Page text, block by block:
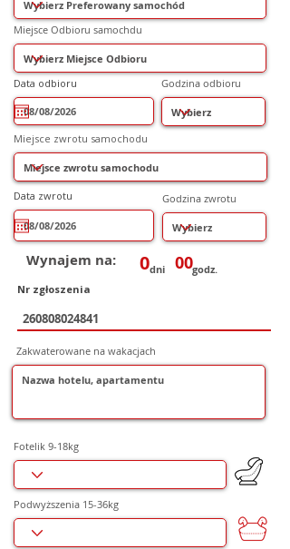
Miejsce Odbioru samochdu
Data odbioru
q
i
r
e
d
Godzina odbioru
Miejsce zwrotu samochodu
Data zwrotu
q
r
e
d
Godzina zwrotu
Wynajem na: 0dni 00godz.
Nr zgłoszenia
Zakwaterowane na wakacjach
Fotelik 9-18kg
Podwyższenia 15-36kg